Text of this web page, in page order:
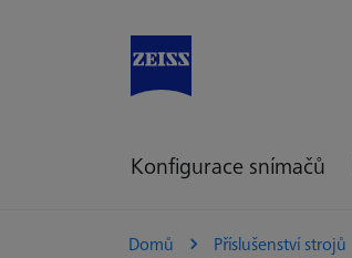
Konfigurace snímačů
Domů Příslušenství strojů